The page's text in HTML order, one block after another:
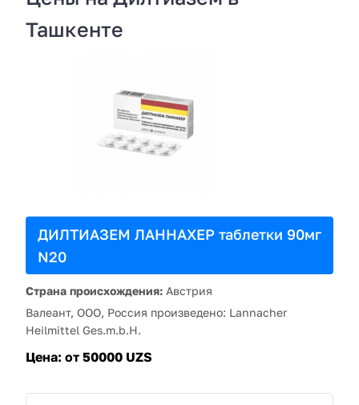
Ташкенте
ДИЛТИАЗЕМ ЛАННАХЕР таблетки 90мг
N20
Страна происхождения: Австрия
Валеант, ООО, Россия произведено: Lannacher
Heilmittel Ges.m.b.H.
Цена: от 50000 UZS